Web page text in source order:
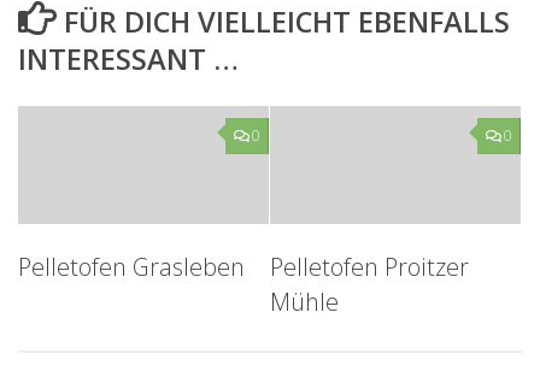
FÜR DICH VIELLEICHT EBENFALLS
INTERESSANT …
0
Pelletofen Grasleben
0
Pelletofen Proitzer
Mühle